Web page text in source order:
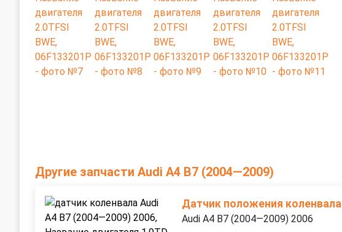
Другие запчасти Audi A4 B7 (2004—2009)
Датчик положения коленвала
Audi A4 B7 (2004—2009) 2006